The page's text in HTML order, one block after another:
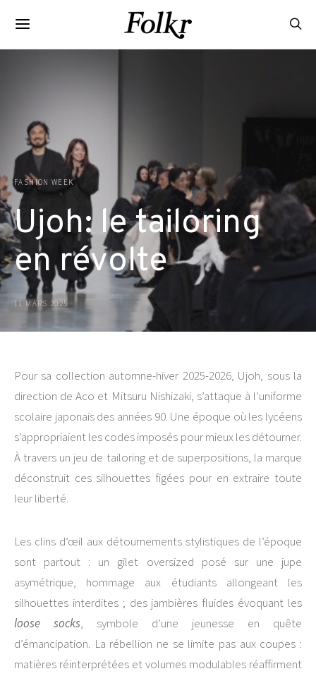
FASHION WEEK
Ujoh: le tailoring
en révolte
11 MARS 2025
Pour sa collection automne-hiver 2025-2026, Ujoh, sous la
direction de Aco et Mitsuru Nishizaki, s’attaque à l’uniforme
scolaire japonais des années 90. Une époque où les lycéens
s’appropriaient les codes imposés pour mieux les détourner.
À travers un jeu de tailoring et de superpositions, la marque
déconstruit ces silhouettes figées pour en extraire toute
leur liberté.
Les clins d’œil aux détournements stylistiques de l’époque
sont partout : un gilet oversized posé sur une jupe
asymétrique, hommage aux étudiants allongeant les
silhouettes interdites ; des jambières fluides évoquant les
loose socks, symbole d’une jeunesse en quête
d’émancipation. La rébellion ne se limite pas aux coupes :
matières réinterprétées et volumes modulables réaffirment